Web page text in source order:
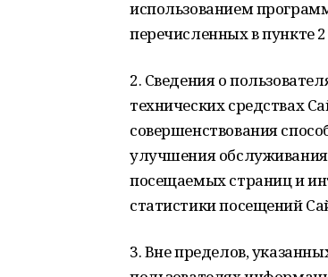
использованием
перечисленных в пункте
2. Сведения о
технических средствах
совершенствования
улучшения
посещаемых страниц и
статистики посещений
3. Вне пределов,